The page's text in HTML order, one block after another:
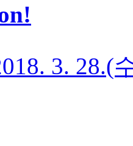
3. 28.(